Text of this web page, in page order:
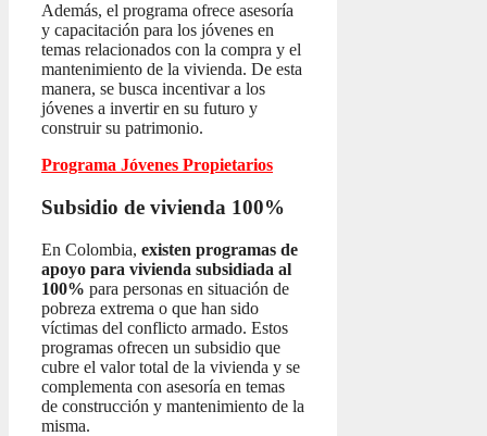
Además, el programa ofrece asesoría
y capacitación para los jóvenes en
temas relacionados con la compra y el
mantenimiento de la vivienda. De esta
manera, se busca incentivar a los
jóvenes a invertir en su futuro y
construir su patrimonio.
Programa Jóvenes Propietarios
Subsidio de vivienda 100%
En Colombia, existen programas de
apoyo para vivienda subsidiada al
100% para personas en situación de
pobreza extrema o que han sido
víctimas del conflicto armado. Estos
programas ofrecen un subsidio que
cubre el valor total de la vivienda y se
complementa con asesoría en temas
de construcción y mantenimiento de la
misma.